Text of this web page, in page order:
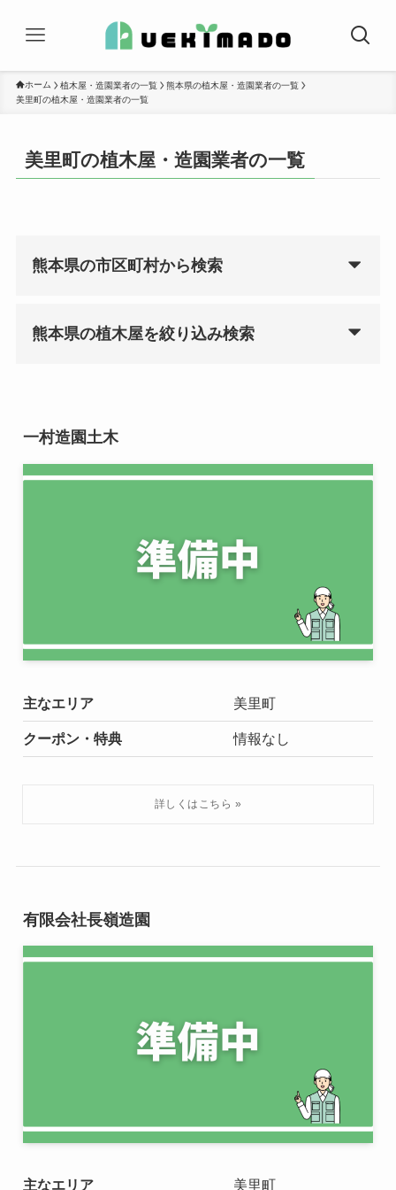
ホーム 植木屋・造園業者の一覧
熊本県の植木屋・造園業者の一覧
美里町の植木屋・造園業者の一覧
美里町の植木屋・造園業者の一覧
熊本県の市区町村から検索
熊本県の植木屋を絞り込み検索
一村造園土木
主なエリア 美里町
クーポン・特典 情報なし
有限会社長嶺造園
主なエリア 美里町